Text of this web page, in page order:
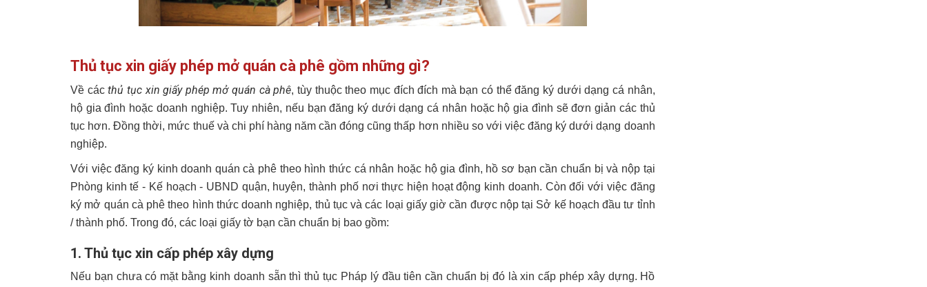
Thủ tục xin giấy phép mở quán cà phê gồm những gì?
Về cácthủ tục xin giấy phép mở quán cà phê, tùy thuộc theo mục đích đích mà bạn có thể đăng ký dưới dạng cá nhân,
hộ gia đình hoặc doanh nghiệp. Tuy nhiên, nếu bạn đăng ký dưới dạng cá nhân hoặc hộ gia đình sẽ đơn giản các thủ
tục hơn. Đồng thời, mức thuế và chi phí hàng năm cần đóng cũng thấp hơn nhiều so với việc đăng ký dưới dạng doanh
nghiệp.
Với việc đăng ký kinh doanh quán cà phê theo hình thức cá nhân hoặc hộ gia đình, hồ sơ bạn cần chuẩn bị và nộp tại
Phòng kinh tế - Kế hoạch - UBND quận, huyện, thành phố nơi thực hiện hoạt động kinh doanh. Còn đối với việc đăng
ký mở quán cà phê theo hình thức doanh nghiệp, thủ tục và các loại giấy giờ cần được nộp tại Sở kế hoạch đầu tư tỉnh
/ thành phố. Trong đó, các loại giấy tờ bạn cần chuẩn bị bao gồm:
1. Thủ tục xin cấp phép xây dựng
Nếu bạn chưa có mặt bằng kinh doanh sẵn thì thủ tục Pháp lý đầu tiên cần chuẩn bị đó là xin cấp phép xây dựng. Hồ